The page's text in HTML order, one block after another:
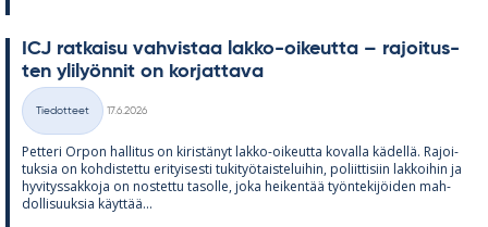
ICJ rat­kaisu vah­vis­taa lakko-oi­keutta – ra­joi­tus­
ten yli­lyön­nit on kor­jat­tava
Kategoriat
Tiedotteet
17.6.2026
Pet­teri Or­pon hal­li­tus on ki­ris­tä­nyt lakko-oi­keutta ko­valla kä­dellä. Ra­joi­
tuk­sia on koh­dis­tettu eri­tyi­sesti tu­ki­työ­tais­te­lui­hin, po­liit­ti­siin lak­koi­hin ja
hy­vi­tys­sak­koja on nos­tettu ta­solle, joka hei­ken­tää työn­te­ki­jöi­den mah­
dol­li­suuk­sia käyt­tää...